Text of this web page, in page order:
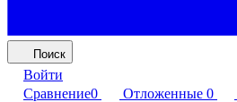
Поиск
Войти
Сравнение0 Отложенные 0